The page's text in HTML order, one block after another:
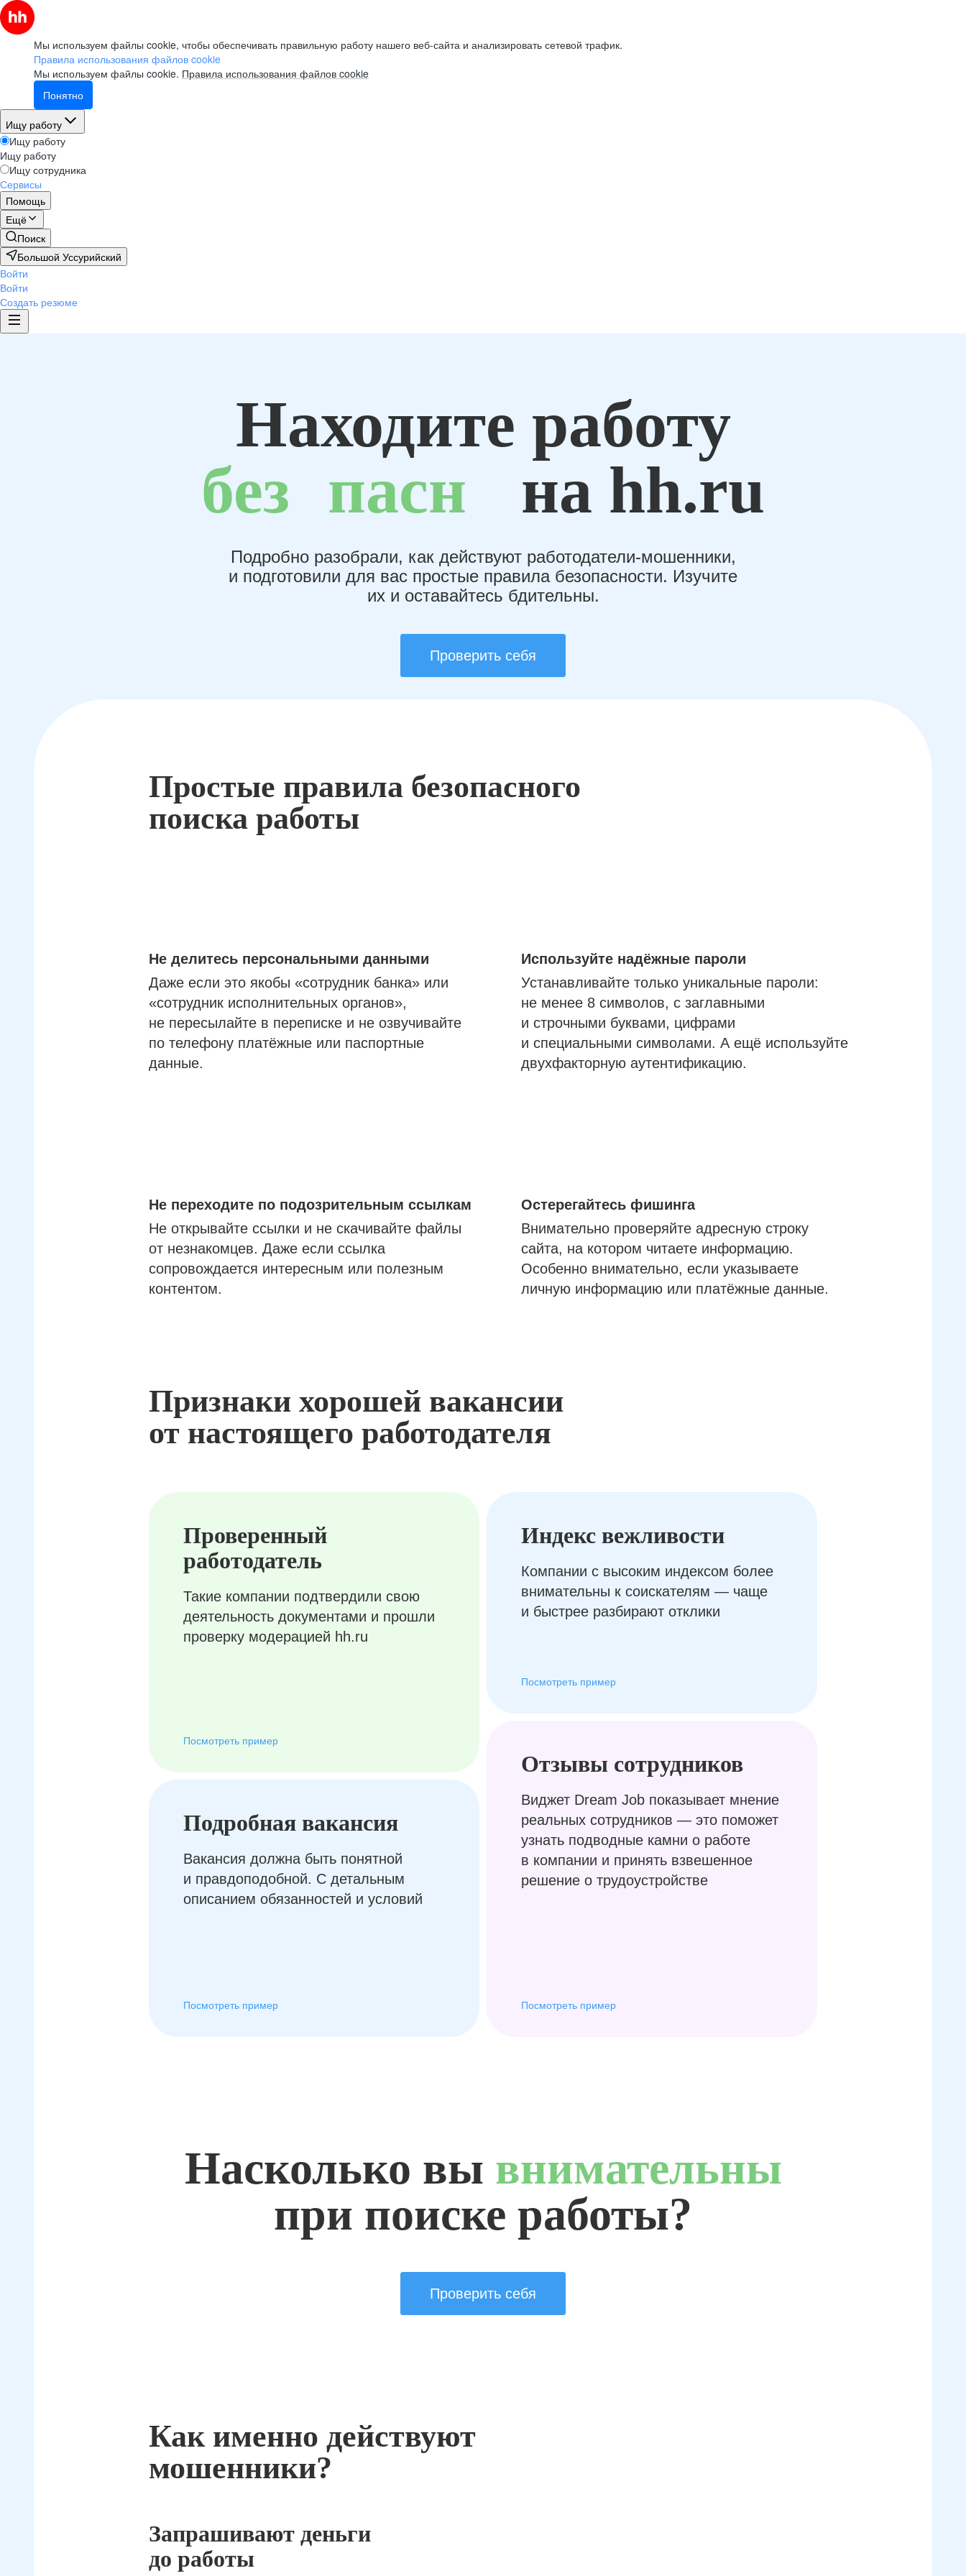
Мы используем файлы cookie, чтобы обеспечивать правильную работу нашего веб-сайта и анализировать сетевой трафик.
Правила использования файлов cookie
Мы используем файлы cookie. Правила использования файлов cookie
Понятно
Ищу работу
Ищу работу
Ищу работу
Ищу сотрудника
Сервисы
Помощь
Ещё
Поиск
Большой Уссурийский
Войти
Войти
Создать резюме
Находите работу
без пасн на hh.ru
Подробно разобрали, как действуют работодатели-мошенники,
и подготовили для вас простые правила безопасности. Изучите
их и оставайтесь бдительны.
Проверить себя
Простые правила безопасного
поиска работы
Не делитесь персональными данными
Даже если это якобы «сотрудник банка» или
«сотрудник исполнительных органов»,
не пересылайте в переписке и не озвучивайте
по телефону платёжные или паспортные
данные.
Используйте надёжные пароли
Устанавливайте только уникальные пароли:
не менее 8 символов, с заглавными
и строчными буквами, цифрами
и специальными символами. А ещё используйте
двухфакторную аутентификацию.
Не переходите по подозрительным ссылкам
Не открывайте ссылки и не скачивайте файлы
от незнакомцев. Даже если ссылка
сопровождается интересным или полезным
контентом.
Остерегайтесь фишинга
Внимательно проверяйте адресную строку
сайта, на котором читаете информацию.
Особенно внимательно, если указываете
личную информацию или платёжные данные.
Признаки хорошей вакансии
от настоящего работодателя
Проверенный
работодатель
Такие компании подтвердили свою
деятельность документами и прошли
проверку модерацией hh.ru
Посмотреть пример
Подробная вакансия
Вакансия должна быть понятной
и правдоподобной. С детальным
описанием обязанностей и условий
Посмотреть пример
Отзывы сотрудников
Виджет Dream Job показывает мнение
реальных сотрудников — это поможет
узнать подводные камни о работе
в компании и принять взвешенное
решение о трудоустройстве
Посмотреть пример
Индекс вежливости
Компании с высоким индексом более
внимательны к соискателям — чаще
и быстрее разбирают отклики
Посмотреть пример
Насколько вы внимательны
при поиске работы?
Проверить себя
Как именно действуют
мошенники?
Запрашивают деньги
до работы